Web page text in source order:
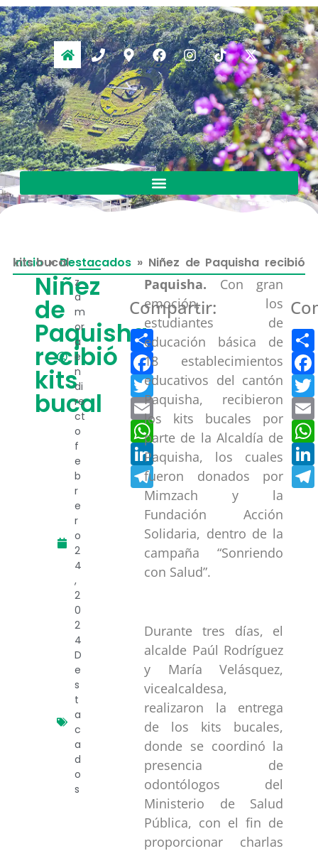
Inicio»Destacados »
Niñez de Paquisha recibió kits bucal
Niñez
de
Paquisha
recibió
kits
bucal
z
a
m
or
a
e
n
di
re
ct
o
f
e
b
r
e
r
o
2
4
,
2
0
2
4
D
e
s
t
a
c
a
d
o
s
Compartir:
Compartir
Facebook
Twitter
Email
WhatsApp
LinkedIn
Telegram
Paquisha. Con gran
emoción, los
estudiantes de
educación básica de
18 establecimientos
educativos del cantón
Paquisha, recibieron
los kits bucales por
parte de la Alcaldía de
Paquisha, los cuales
fueron donados por
Mimzach y la
Fundación Acción
Solidaria, dentro de la
campaña “Sonriendo
con Salud”.
Durante tres días, el
alcalde Paúl Rodríguez
y María Velásquez,
vicealcaldesa,
realizaron la entrega
de los kits bucales,
donde se coordinó la
presencia de
odontólogos del
Ministerio de Salud
Pública, con el fin de
proporcionar charlas